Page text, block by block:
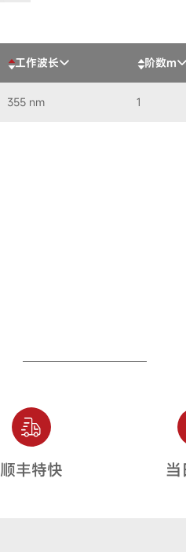
工作波长 阶数m
355 nm 1
顺丰特快 当